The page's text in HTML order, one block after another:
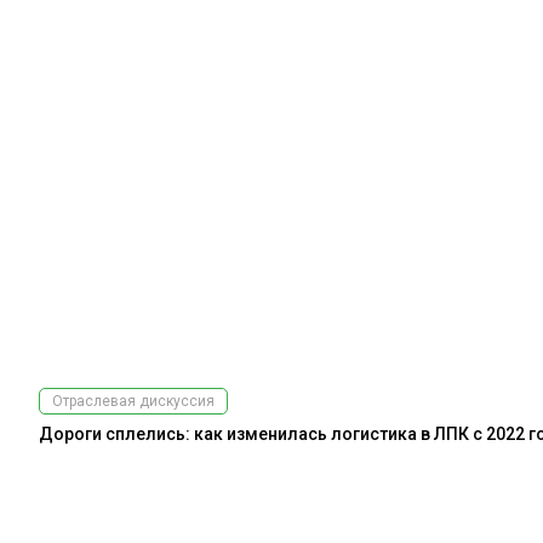
Отраслевая дискуссия
Дороги сплелись: как изменилась логистика в ЛПК с 2022